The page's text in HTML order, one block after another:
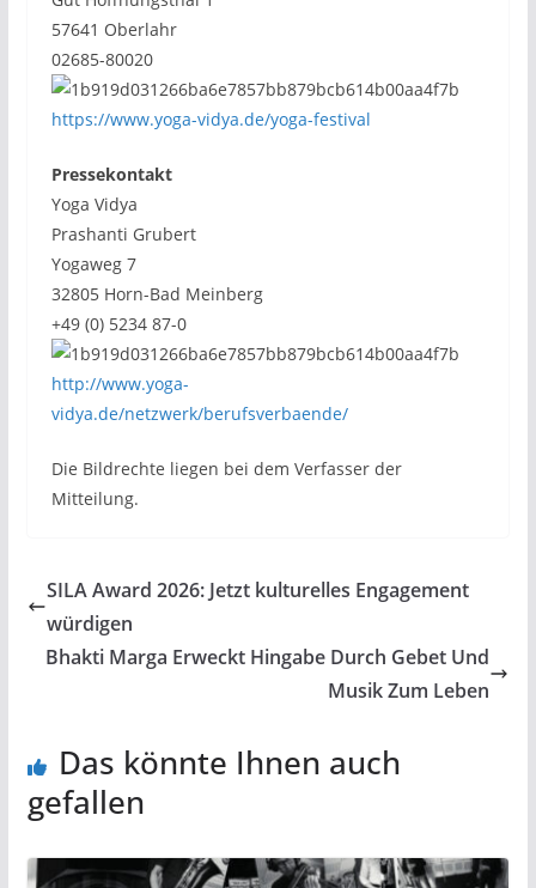
57641 Oberlahr
02685-80020
https://www.yoga-vidya.de/yoga-festival
Pressekontakt
Yoga Vidya
Prashanti Grubert
Yogaweg 7
32805 Horn-Bad Meinberg
+49 (0) 5234 87-0
http://www.yoga-
vidya.de/netzwerk/berufsverbaende/
Die Bildrechte liegen bei dem Verfasser der
Mitteilung.
SILA Award 2026: Jetzt kulturelles Engagement
würdigen
Bhakti Marga Erweckt Hingabe Durch Gebet Und
Musik Zum Leben
Das könnte Ihnen auch
gefallen